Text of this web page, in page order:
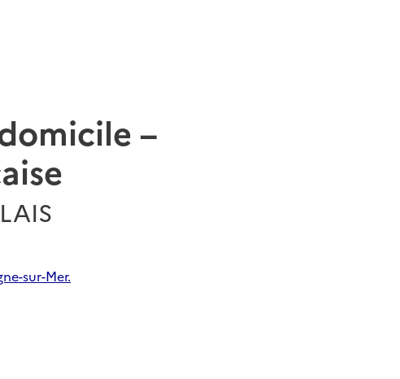
–
sur-Mer.